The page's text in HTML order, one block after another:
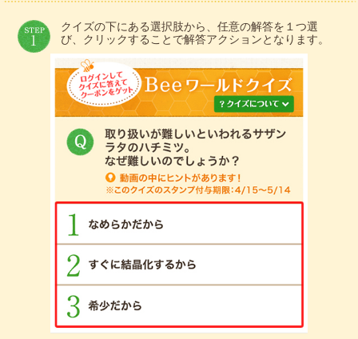
クイズの下にある選択肢から、任意の解答を１つ選
び、クリックすることで解答アクションとなります。